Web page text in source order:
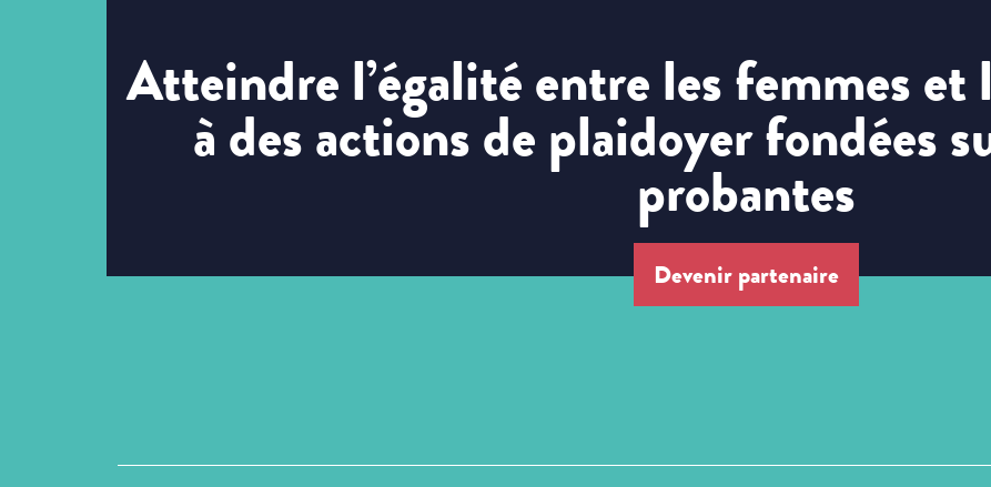
Atteindre l’égalité entre les femmes et
à des actions de plaidoyer fondées
probantes
Devenir partenaire